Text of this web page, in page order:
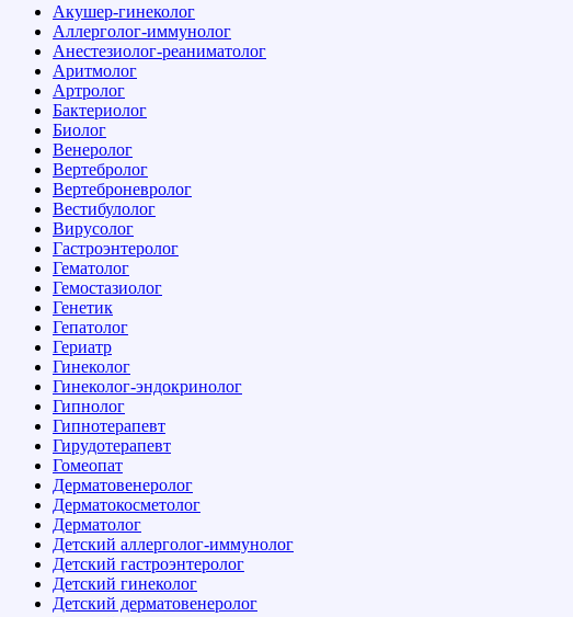
Акушер-гинеколог
Аллерголог-иммунолог
Анестезиолог-реаниматолог
Аритмолог
Артролог
Бактериолог
Биолог
Венеролог
Вертебролог
Вертеброневролог
Вестибулолог
Вирусолог
Гастроэнтеролог
Гематолог
Гемостазиолог
Генетик
Гепатолог
Гериатр
Гинеколог
Гинеколог-эндокринолог
Гипнолог
Гипнотерапевт
Гирудотерапевт
Гомеопат
Дерматовенеролог
Дерматокосметолог
Дерматолог
Детский аллерголог-иммунолог
Детский гастроэнтеролог
Детский гинеколог
Детский дерматовенеролог